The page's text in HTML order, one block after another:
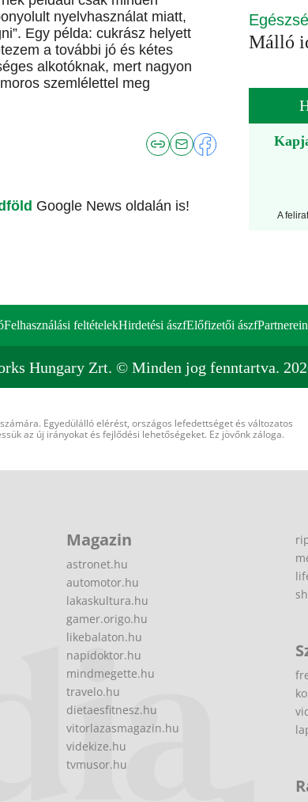
nyelvhasználat miatt,
Egy példa: cukrász helyett
a további jó és kétes
alkotóknak, mert nagyon
szemlélettel meg
Google News oldalán is!
Málló
A
Felhasználási feltételekHirdetési ászfElőfizetői ászf
Hungary Zrt. © Minden jog fenntartva.
Egyedülálló elérést, országos lefedettséget és változatos
az új irányokat és fejlődési lehetőségeket. Ez jövőnk záloga.
Magazin
astronet.hu
automotor.hu
lakaskultura.hu
gamer.origo.hu
likebalaton.hu
napidoktor.hu
mindmegette.hu
travelo.hu
dietaesfitnesz.hu
vitorlazasmagazin.hu
videkize.hu
tvmusor.hu